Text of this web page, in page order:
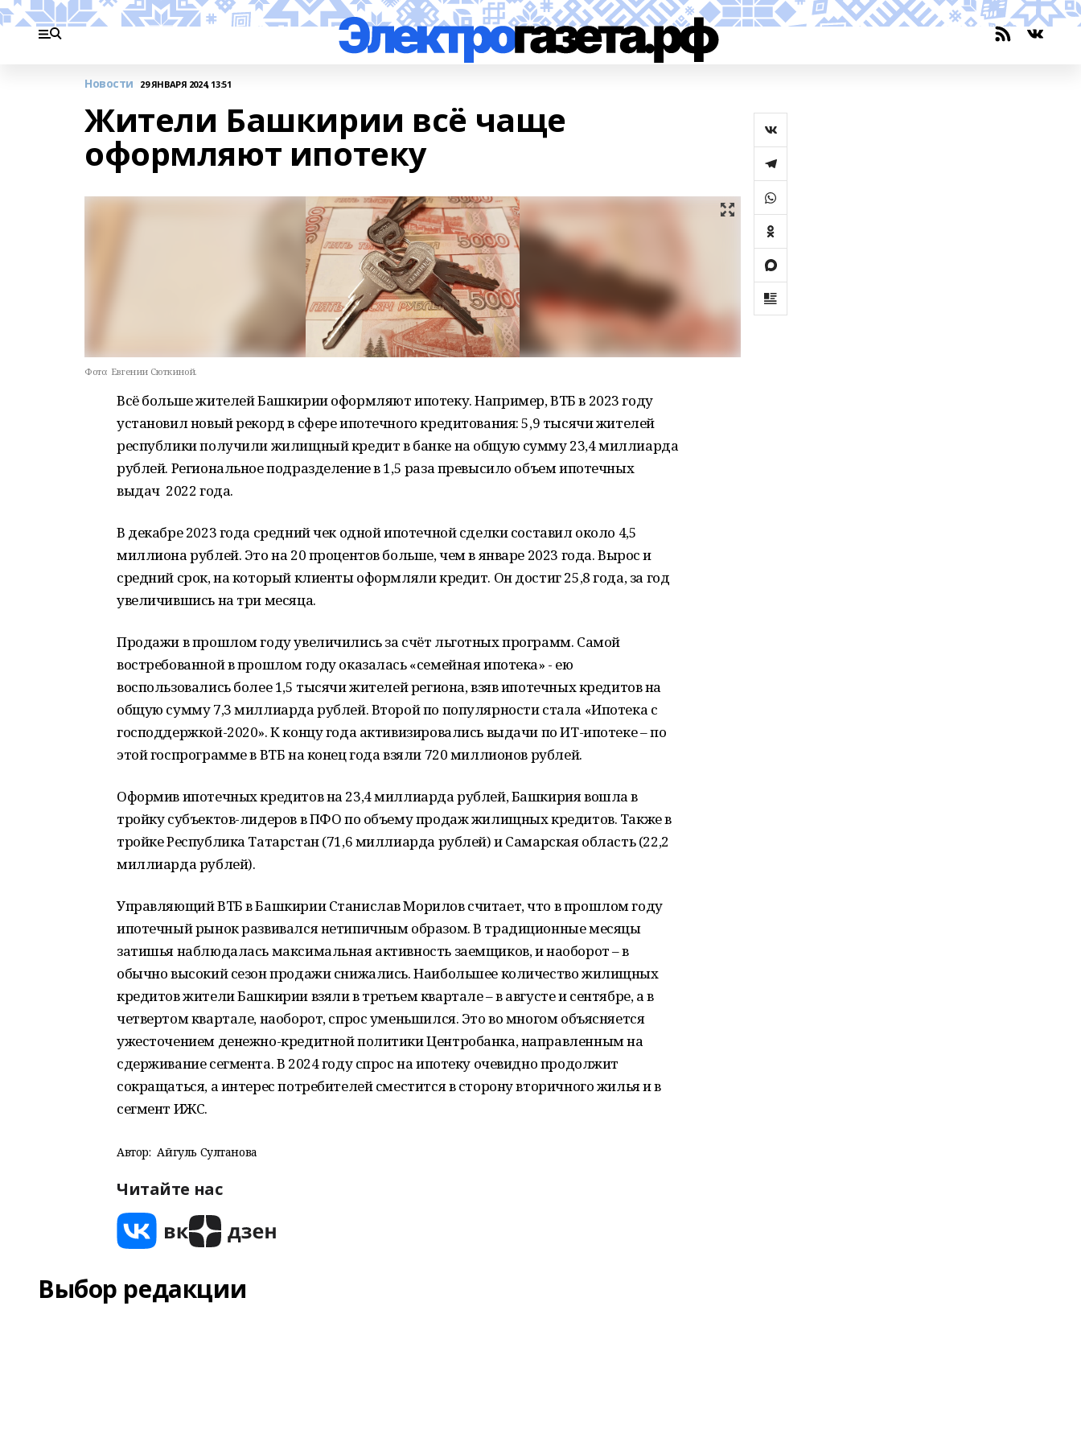
Новости 29 ЯНВАРЯ 2024, 13:51
Жители Башкирии всё чаще
оформляют ипотеку
Фото: Евгении Сюткиной.
Всё больше жителей Башкирии оформляют ипотеку. Например, ВТБ в 2023 году
установил новый рекорд в сфере ипотечного кредитования: 5,9 тысячи жителей
республики получили жилищный кредит в банке на общую сумму 23,4 миллиарда
рублей. Региональное подразделение в 1,5 раза превысило объем ипотечных
выдач 2022 года.
В декабре 2023 года средний чек одной ипотечной сделки составил около 4,5
миллиона рублей. Это на 20 процентов больше, чем в январе 2023 года. Вырос и
средний срок, на который клиенты оформляли кредит. Он достиг 25,8 года, за год
увеличившись на три месяца.
Продажи в прошлом году увеличились за счёт льготных программ. Самой
востребованной в прошлом году оказалась «семейная ипотека» - ею
воспользовались более 1,5 тысячи жителей региона, взяв ипотечных кредитов на
общую сумму 7,3 миллиарда рублей. Второй по популярности стала «Ипотека с
господдержкой-2020». К концу года активизировались выдачи по ИТ-ипотеке – по
этой госпрограмме в ВТБ на конец года взяли 720 миллионов рублей.
Оформив ипотечных кредитов на 23,4 миллиарда рублей, Башкирия вошла в
тройку субъектов-лидеров в ПФО по объему продаж жилищных кредитов. Также в
тройке Республика Татарстан (71,6 миллиарда рублей) и Самарская область (22,2
миллиарда рублей).
Управляющий ВТБ в Башкирии Станислав Морилов считает, что в прошлом году
ипотечный рынок развивался нетипичным образом. В традиционные месяцы
затишья наблюдалась максимальная активность заемщиков, и наоборот – в
обычно высокий сезон продажи снижались. Наибольшее количество жилищных
кредитов жители Башкирии взяли в третьем квартале – в августе и сентябре, а в
четвертом квартале, наоборот, спрос уменьшился. Это во многом объясняется
ужесточением денежно-кредитной политики Центробанка, направленным на
сдерживание сегмента. В 2024 году спрос на ипотеку очевидно продолжит
сокращаться, а интерес потребителей сместится в сторону вторичного жилья и в
сегмент ИЖС.
Автор: Айгуль Султанова
Читайте нас
Выбор редакции